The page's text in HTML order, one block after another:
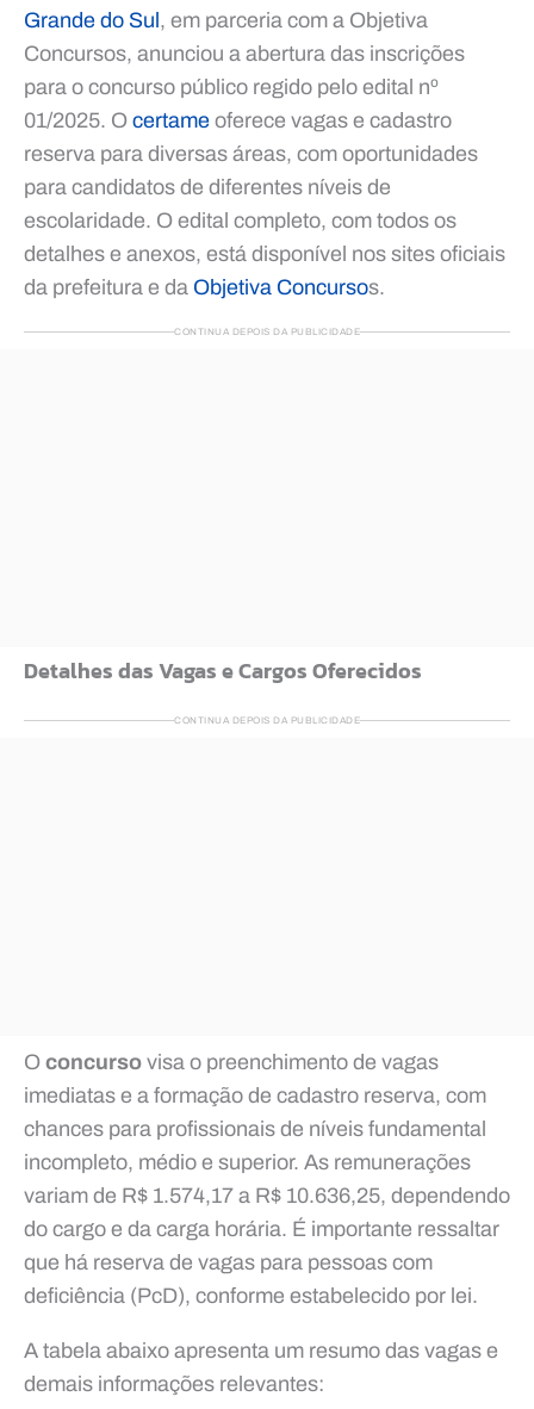
Grande do Sul, em parceria com a Objetiva
Concursos, anunciou a abertura das inscrições
para o concurso público regido pelo edital nº
01/2025. O certame oferece vagas e cadastro
reserva para diversas áreas, com oportunidades
para candidatos de diferentes níveis de
escolaridade. O edital completo, com todos os
detalhes e anexos, está disponível nos sites oficiais
da prefeitura e da Objetiva Concursos.
CONTINUA DEPOIS DA PUBLICIDADE
Detalhes das Vagas e Cargos Oferecidos
CONTINUA DEPOIS DA PUBLICIDADE
O concurso visa o preenchimento de vagas
imediatas e a formação de cadastro reserva, com
chances para profissionais de níveis fundamental
incompleto, médio e superior. As remunerações
variam de R$ 1.574,17 a R$ 10.636,25, dependendo
do cargo e da carga horária. É importante ressaltar
que há reserva de vagas para pessoas com
deficiência (PcD), conforme estabelecido por lei.
A tabela abaixo apresenta um resumo das vagas e
demais informações relevantes: